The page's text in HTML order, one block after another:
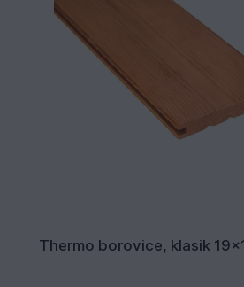
Thermo borovice, klasik